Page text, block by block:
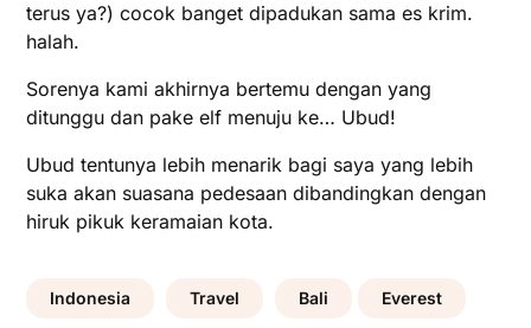
terus ya?) cocok banget dipadukan sama es krim.
halah.
Sorenya kami akhirnya bertemu dengan yang
ditunggu dan pake elf menuju ke… Ubud!
Ubud tentunya lebih menarik bagi saya yang lebih
suka akan suasana pedesaan dibandingkan dengan
hiruk pikuk keramaian kota.
Indonesia Travel Bali Everest